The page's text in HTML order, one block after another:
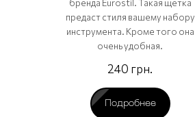
бренда Eurostil. Такая щетка
предаст стиля вашему набору
инструмента. Кроме того она
очень удобная.
240 грн.
Подробнее